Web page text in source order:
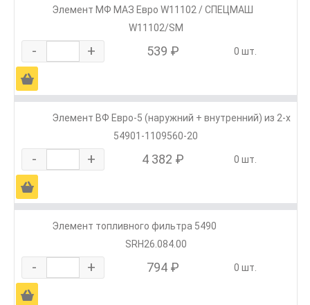
Элемент МФ МАЗ Евро W11102 / СПЕЦМАШ
W11102/SM
- + 539 ₽ 0 шт.
Ä
Элемент ВФ Евро-5 (наружний + внутренний) из 2-х
54901-1109560-20
- + 4 382 ₽ 0 шт.
Ä
Элемент топливного фильтра 5490
SRH26.084.00
- + 794 ₽ 0 шт.
Ä